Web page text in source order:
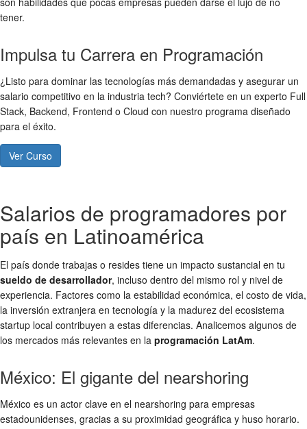
tener.
Impulsa tu Carrera en Programación
¿Listo para dominar las tecnologías más demandadas y asegurar un
salario competitivo en la industria tech? Conviértete en un experto Full
Stack, Backend, Frontend o Cloud con nuestro programa diseñado
para el éxito.
Ver Curso
Salarios de programadores por
país en Latinoamérica
El país donde trabajas o resides tiene un impacto sustancial en tu
sueldo de desarrollador, incluso dentro del mismo rol y nivel de
experiencia. Factores como la estabilidad económica, el costo de vida,
la inversión extranjera en tecnología y la madurez del ecosistema
startup local contribuyen a estas diferencias. Analicemos algunos de
los mercados más relevantes en la programación LatAm.
México: El gigante del nearshoring
México es un actor clave en el nearshoring para empresas
estadounidenses, gracias a su proximidad geográfica y huso horario.